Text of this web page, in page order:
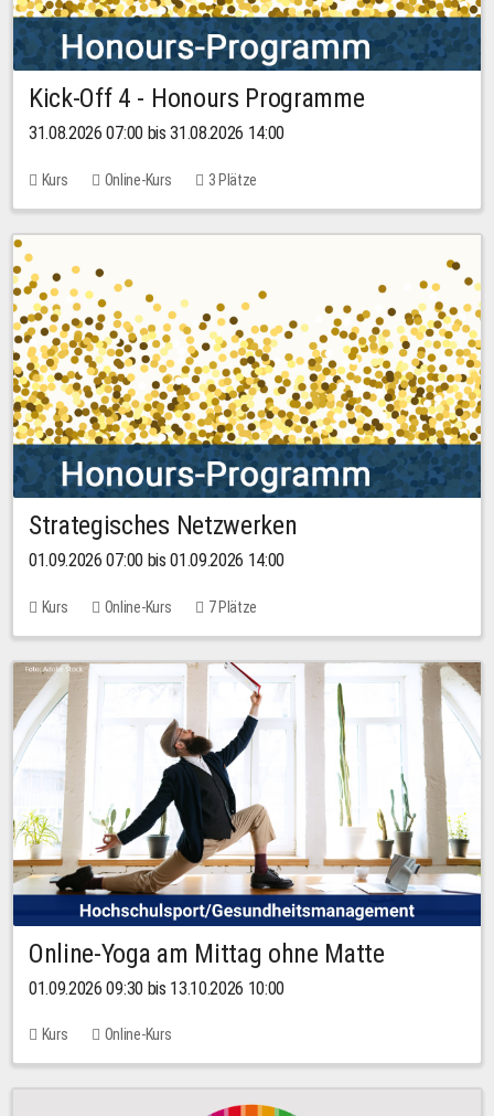
Kick-Off 4 - Honours Programme
31.08.2026 07:00 bis 31.08.2026 14:00
Kurs Online-Kurs 3 Plätze
Strategisches Netzwerken
01.09.2026 07:00 bis 01.09.2026 14:00
Kurs Online-Kurs 7 Plätze
Online-Yoga am Mittag ohne Matte
01.09.2026 09:30 bis 13.10.2026 10:00
Kurs Online-Kurs